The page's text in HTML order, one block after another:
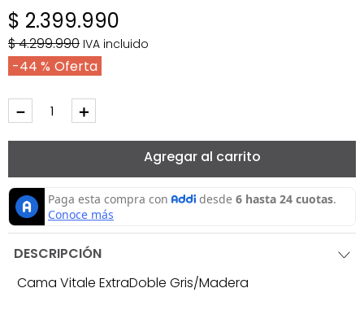
$ 2.399.990
$4.299.990 IVA incluido
44 %
＋
－
Agregar al carrito
DESCRIPCIÓN
Cama Vitale ExtraDoble Gris/Madera